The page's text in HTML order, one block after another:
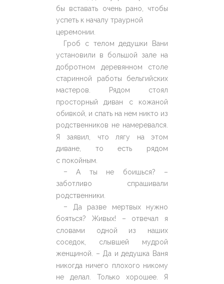
бы вставать очень рано, чтобы
успеть к началу траурной
церемонии.
Гроб с телом дедушки Вани
установили в большой зале на
добротном деревянном столе
старинной работы бельгийских
мастеров. Рядом стоял
просторный диван с кожаной
обивкой, и спать на нем никто из
родственников не намеревался.
Я заявил, что лягу на этом
диване, то есть рядом
с покойным.
– А ты не боишься? –
заботливо спрашивали
родственники.
– Да разве мертвых нужно
бояться? Живых! – отвечал я
словами одной из наших
соседок, слывшей мудрой
женщиной. – Да и дедушка Ваня
никогда ничего плохого никому
не делал. Только хорошее. Я